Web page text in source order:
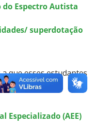
do Espectro Autista
superdotação
que esses estudantes
Especializado (AEE)